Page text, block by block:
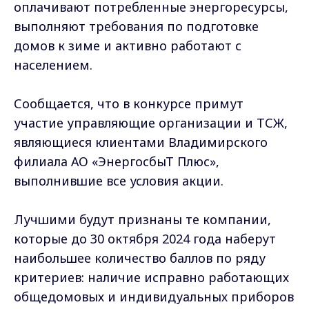
оплачивают потребленные энергоресурсы,
выполняют требования по подготовке
домов к зиме и активно работают с
населением.
Сообщается, что в конкурсе примут
участие управляющие организации и ТСЖ,
являющиеся клиентами Владимирского
филиала АО «ЭнергосбыТ Плюс»,
выполнившие все условия акции.
Лучшими будут признаны те компании,
которые до 30 октября 2024 года наберут
наибольшее количество баллов по ряду
критериев: наличие исправно работающих
общедомовых и индивидуальных приборов